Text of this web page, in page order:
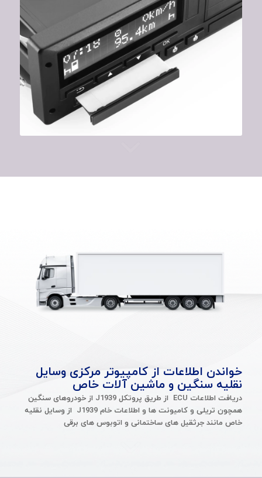
خواندن اطلاعات از کامپیوتر مرکزی وسایل
نقلیه سنگین و ماشین آلات خاص
دریافت اطلاعات ECU از طریق پروتکل J1939 از خودروهای سنگین
همچون تریلی و کامیونت ها و اطلاعات خام J1939 از وسایل نقلیه
خاص مانند جرثقیل های ساختمانی و اتوبوس های برقی